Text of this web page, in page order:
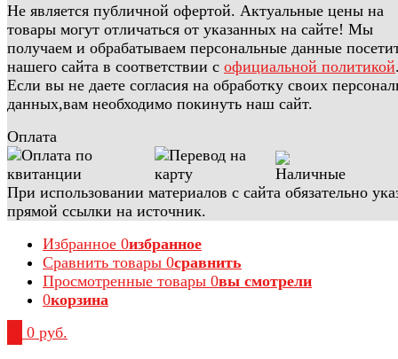
Не является публичной офертой. Актуальные цены на
товары могут отличаться от указанных на сайте! Мы
получаем и обрабатываем персональные данные
нашего сайта в соответствии с официальной политикой
Если вы не даете согласия на обработку своих
данных,вам необходимо покинуть наш сайт.
Оплата
При использовании материалов с сайта обязательно
прямой ссылки на источник.
Избранное 0избранное
Сравнить товары 0сравнить
Просмотренные товары 0вы смотрели
0корзина
0 руб.